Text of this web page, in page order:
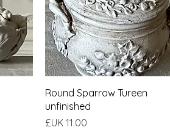
العرض السريع
Round Sparrow Tureen
unfinished
السعر